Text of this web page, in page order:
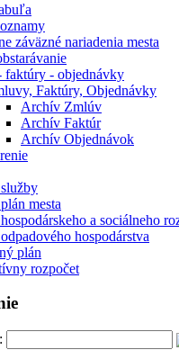
záväzné nariadenia mesta
faktúry - objednávky
Faktúry, Objednávky
Archív Zmlúv
Archív Faktúr
Archív Objednávok
mesta
a sociálneho
hospodárstva
plán
rozpočet